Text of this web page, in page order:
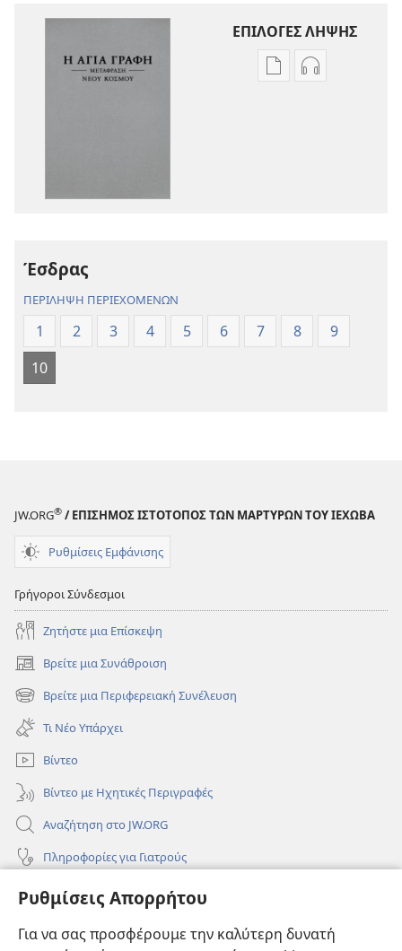
Ρυθμίσεις Απορρήτου
Για να σας προσφέρουμε την καλύτερη δυνατή
ΕΠΙΛΟΓΕΣ ΛΗΨΗΣ
Επιλογές
2017)
Επιλογές
2017)
Έσδρας
ΠΕΡΙΛΗΨΗ ΠΕΡΙΕΧΟΜΕΝΩΝ
1 2 3 4 5 6 7 8
9
10
JW.ORG® / ΕΠΙΣΗΜΟΣ ΙΣΤΟΤΟΠΟΣ ΤΩΝ ΜΑΡΤΥΡΩΝ ΤΟΥ ΙΕΧΩΒΑ
Ρυθμίσεις Εμφάνισης
Γρήγοροι Σύνδεσμοι
Ζητήστε μια Επίσκεψη
Βρείτε μια Συνάθροιση
(ανοίγει
νέο
παράθυρο)
Βρείτε μια Περιφερειακή Συνέλευση
(ανοίγει
νέο
παράθυρο)
Τι Νέο Υπάρχει
Βίντεο
Βίντεο με Ηχητικές Περιγραφές
Αναζήτηση στο JW.ORG
Πληροφορίες για Γιατρούς
Πληροφορίες για Επίσημους Φορείς και ΜΜΕ